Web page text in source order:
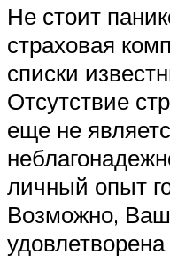
Не стоит
страховая
списки
Отсутствие
еще не
личный опыт
Возможно,